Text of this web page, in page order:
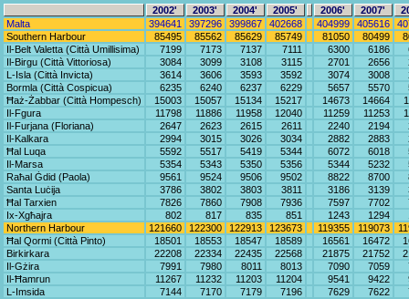
2002' 2003' 2004' 2005' 2006' 2007'
Malta
394641 397296 399867 402668 404999 405616
Southern Harbour
85495 85562 85629 85749 81050 80499
Il-Belt Valetta (Città Umillisima)
7199 7173 7137 7111 6300 6186
Il-Birgu (Città Vittoriosa)
3084 3099 3108 3115 2701 2656
L-Isla (Città Invicta)
3614 3606 3593 3592 3074 3008
Bormla (Città Cospicua)
6235 6240 6237 6229 5657 5570
Ħaż-Żabbar (Città Hompesch)
15003 15057 15134 15217 14673 14664
Il-Fgura
11798 11886 11958 12040 11259 11253
Il-Furjana (Floriana)
2647 2623 2615 2611 2240 2194
Il-Kalkara
2994 3015 3026 3034 2882 2883
Ħal Luqa
5592 5517 5419 5344 6072 6018
Il-Marsa
5354 5343 5350 5356 5344 5232
Raħal Ġdid (Paola)
9561 9524 9506 9502 8822 8700
Santa Luċija
3786 3802 3803 3811 3186 3139
Ħal Tarxien
7826 7860 7908 7936 7597 7702
Ix-Xgħajra
802 817 835 851 1243 1294
Northern Harbour
121660 122300 122913 123673 119355 119073
Ħal Qormi (Città Pinto)
18501 18553 18547 18589 16561 16472
Birkirkara
22208 22334 22435 22568 21875 21752
Il-Gżira
7991 7980 8011 8013 7090 7059
Il-Ħamrun
11267 11232 11203 11204 9541 9422
L-Imsida
7144 7170 7179 7196 7629 7622